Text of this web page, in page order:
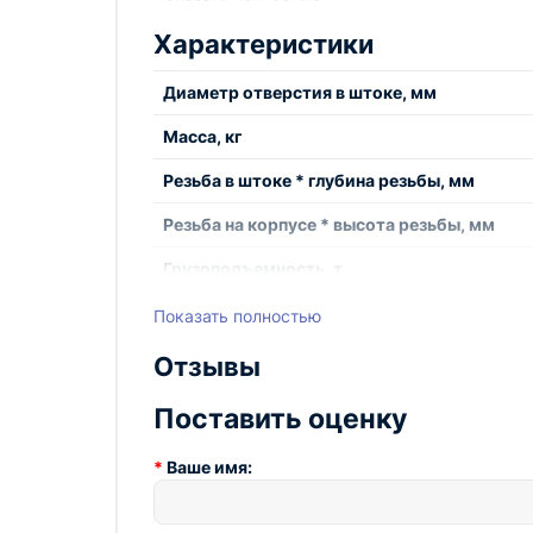
своим преимуществам и надежности, он
Технопром - ведущий производитель
изделий.
Закажите д с полым штоком ДП50П80 от
Характеристики
Диаметр отверстия в штоке, мм
Масса, кг
Резьба в штоке * глубина резьбы, мм
Резьба на корпусе * высота резьбы, мм
Грузоподъемность, т
Ход штока, мм
Показать полностью
Отзывы
Поставить оценку
Ваше имя: